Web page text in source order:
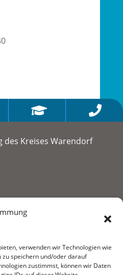
verwenden wir Technologien wie
speichern und/oder darauf
zustimmst, können wir Daten
 
des Kreises Warendorf